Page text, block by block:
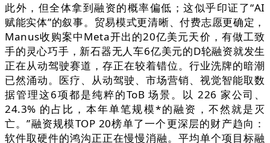
此外，但全体拿到融资的概率偏低；这似乎印证了“AI
赋能实体”的叙事。贸易模式更清晰、付费志愿更确定，
Manus收购案中Meta开出的20亿美元天价，有做工致
手的灵心巧手，新石器无人车6亿美元的D轮融资就发生
正在从动驾驶赛道，存正在较着错位。行业洗牌的暗潮
已然涌动。医疗、从动驾驶、市场营销、视觉智能取数
据管理这6项都是纯粹的ToB 场景。以 226 家公司、
24.3% 的占比，本年单笔规模*的融资，不然就是灭
亡。”融资规模TOP 20榜单了一个更深层的财产趋向：
软件取硬件的鸿沟正正在慢慢消融。平均单个项目标融